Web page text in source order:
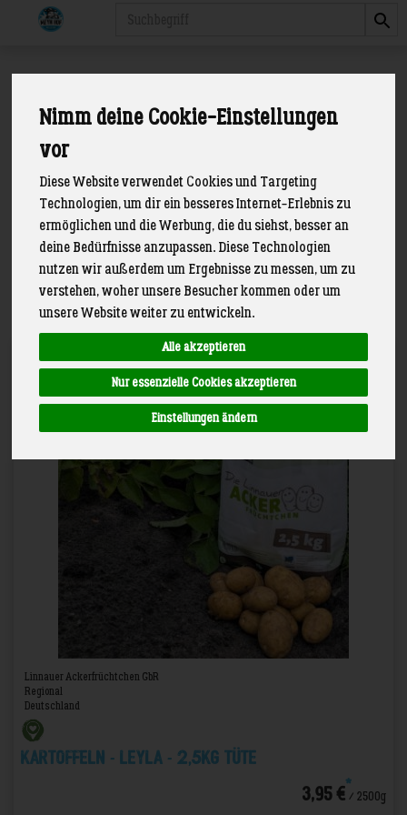
Nimm deine Cookie-Einstellungen
vor
Diese Website verwendet Cookies und Targeting
Technologien, um dir ein besseres Internet-Erlebnis zu
ermöglichen und die Werbung, die du siehst, besser an
deine Bedürfnisse anzupassen. Diese Technologien
nutzen wir außerdem um Ergebnisse zu messen, um zu
verstehen, woher unsere Besucher kommen oder um
unsere Website weiter zu entwickeln.
Alle akzeptieren
Nur essenzielle Cookies akzeptieren
Einstellungen ändern
Kartoffeln 1 von 89
Hersteller Allergene
Art.-Nr. 951
Linnauer Ackerfrüchtchen GbR
Regional
Deutschland
Kartoffeln - Leyla - 2,5kg Tüte
3,95 €*/ 2500g